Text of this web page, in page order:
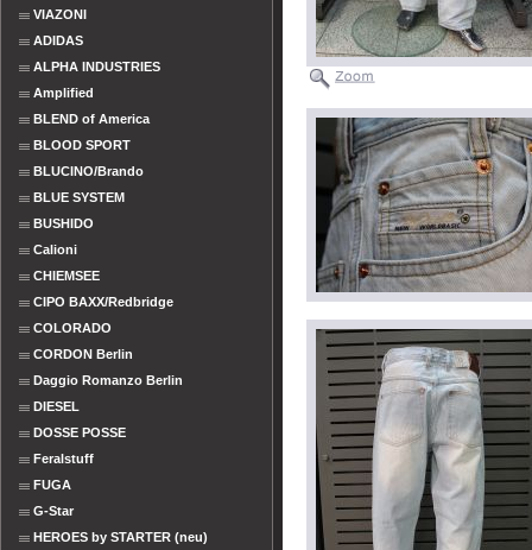
VIAZONI
ADIDAS
ALPHA INDUSTRIES
Amplified
BLEND of America
BLOOD SPORT
BLUCINO/Brando
BLUE SYSTEM
BUSHIDO
Calioni
CHIEMSEE
CIPO BAXX/Redbridge
COLORADO
CORDON Berlin
Daggio Romanzo Berlin
DIESEL
DOSSE POSSE
Feralstuff
FUGA
G-Star
HEROES by STARTER (neu)